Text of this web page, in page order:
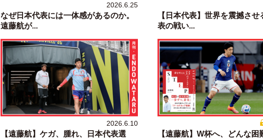
2026.6.25
なぜ日本代表には一体感があるのか。
遠藤航が...
【日本代表】世界を震撼させ
表の戦い...
2026.6.10
【遠藤航】ケガ、腫れ、日本代表選
【遠藤航】W杯へ、どんな困